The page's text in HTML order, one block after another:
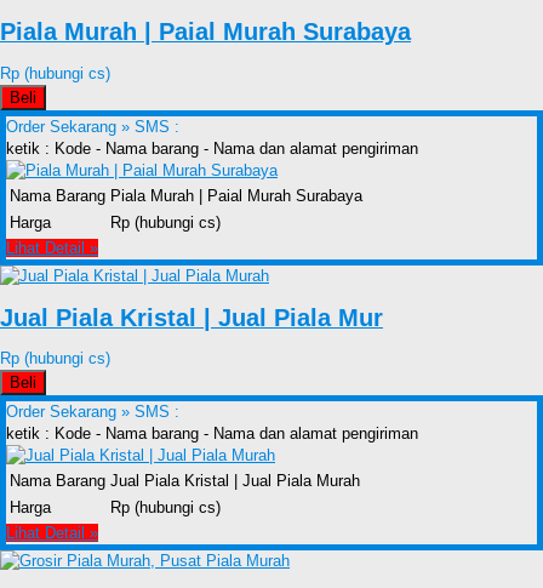
Piala Murah | Paial Murah Surabaya
Rp (hubungi cs)
Beli
Order Sekarang » SMS :
ketik : Kode - Nama barang - Nama dan alamat pengiriman
Nama Barang Piala Murah | Paial Murah Surabaya
Harga
Rp (hubungi cs)
Lihat Detail »
Jual Piala Kristal | Jual Piala Mur
Rp (hubungi cs)
Beli
Order Sekarang » SMS :
ketik : Kode - Nama barang - Nama dan alamat pengiriman
Nama Barang Jual Piala Kristal | Jual Piala Murah
Harga
Rp (hubungi cs)
Lihat Detail »